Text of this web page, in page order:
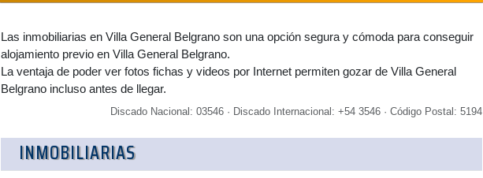
Las inmobiliarias en Villa General Belgrano son una opción segura y cómoda para conseguir
alojamiento previo en Villa General Belgrano.
La ventaja de poder ver fotos fichas y videos por Internet permiten gozar de Villa General
Belgrano incluso antes de llegar.
Discado Nacional: 03546 · Discado Internacional: +54 3546 · Código Postal: 5194
INMOBILIARIAS